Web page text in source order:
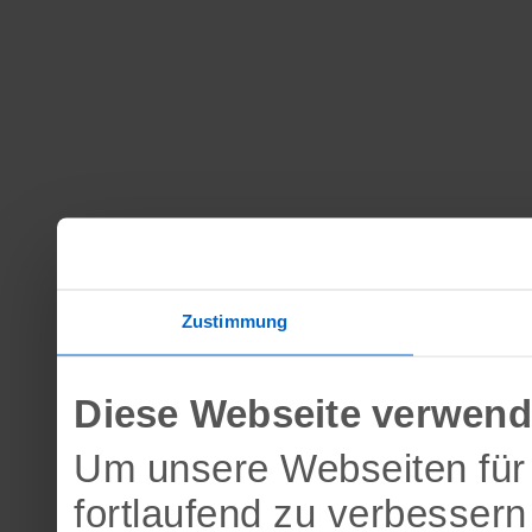
Zustimmung
Diese Webseite
Um unsere Webseiten
fortlaufend zu